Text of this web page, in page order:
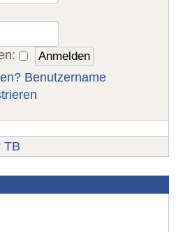
Benutzername
TB